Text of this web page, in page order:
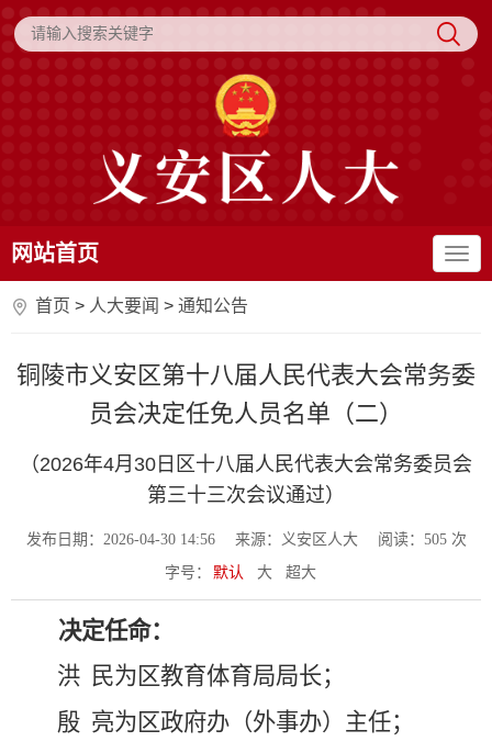
网站首页
首页 > 人大要闻 > 通知公告
铜陵市义安区第十八届人民代表大会常务委
员会决定任免人员名单（二）
（2026年4月30日区十八届人民代表大会常务委员会
第三十三次会议通过）
发布日期：2026-04-30 14:56 来源：义安区人大 阅读： 505次
字号：
默认 大 超大
决定任命：
洪 民为区教育体育局局长；
殷 亮为区政府办（外事办）主任；